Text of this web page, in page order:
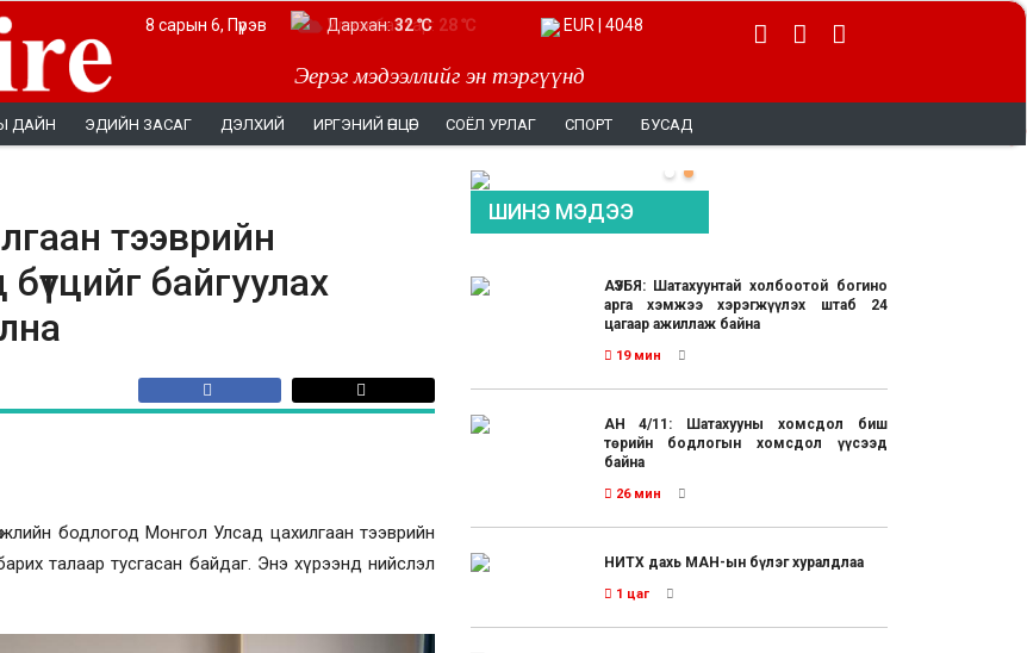
Эерэг мэдээллийг эн тэргүүнд
8 сарын 6, Пүрэв Дархан:32 ℃ EUR | 4048
ДАЙН ЭДИЙН ЗАСАГ ДЭЛХИЙ ИРГЭНИЙ ӨНЦӨГ СОЁЛ УРЛАГ СПОРТ БУСАД
тээврийн
байгуулах
бодлогод Монгол Улсад цахилгаан тээврийн
талаар тусгасан байдаг. Энэ хүрээнд нийслэл
ШИНЭ МЭДЭЭ
АҮЭБЯ: Шатахуунтай холбоотой богино
арга хэмжээ хэрэгжүүлэх штаб 24
цагаар ажиллаж байна
19 мин
АН 4/11: Шатахууны хомсдол биш
төрийн бодлогын хомсдол үүсээд
байна
26 мин
НИТХ дахь МАН-ын бүлэг хуралдлаа
1 цаг